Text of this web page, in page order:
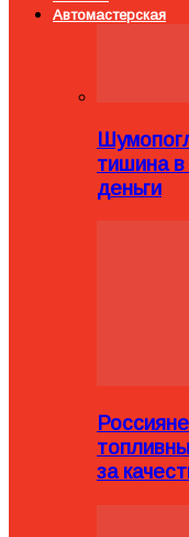
Автомастерская
тишина
деньги
за